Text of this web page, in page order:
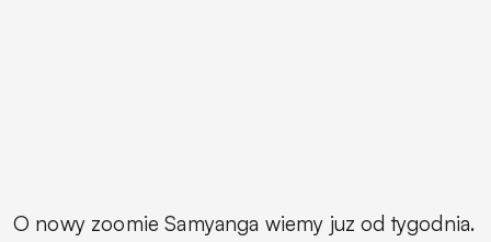
O nowy zoomie Samyanga wiemy juz od tygodnia.